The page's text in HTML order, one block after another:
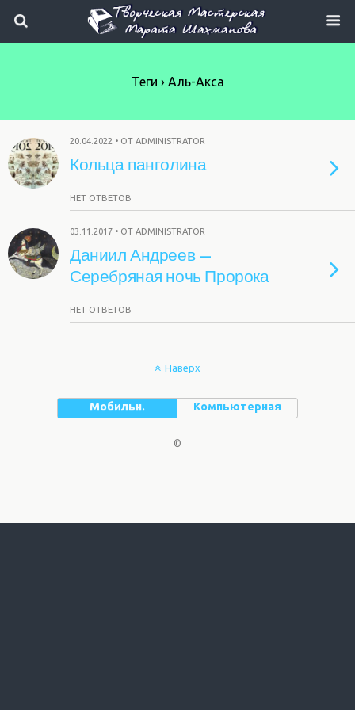
Теги › Аль-Акса
20.04.2022 • ОТ ADMINISTRATOR
Кольца панголина
НЕТ ОТВЕТОВ
03.11.2017 • ОТ ADMINISTRATOR
Даниил Андреев —
Серебряная ночь Пророка
НЕТ ОТВЕТОВ
Наверх
Мобильн. Компьютерная
©